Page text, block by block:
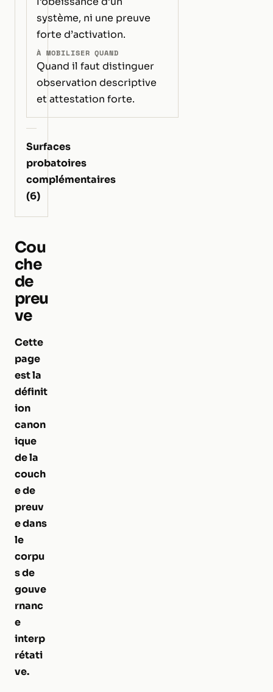
système, ni une preuve
forte d’activation.
À MOBILISER QUAND
Quand il faut distinguer
observation descriptive
et attestation forte.
Surfaces
probatoires
complémentaires
(6)
Cou
che
de
preu
ve
Cette
page
est la
définit
ion
canon
ique
de la
couch
e de
preuv
e dans
le
corpu
s de
gouve
rnanc
e
interp
rétati
ve.